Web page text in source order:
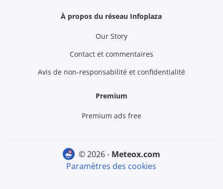
À propos du réseau Infoplaza
Our Story
Contact et commentaires
Avis de non-responsabilité et confidentialité
Premium
Premium ads free
© 2026 -
meteox.com
Paramètres des cookies